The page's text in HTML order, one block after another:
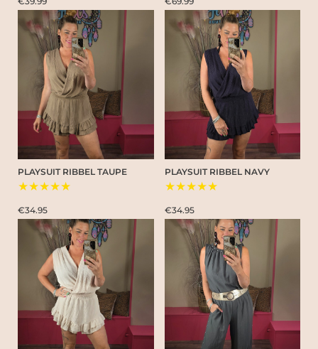
PLAYSUIT RIBBEL TAUPE
★★★★★
€34.95
PLAYSUIT RIBBEL NAVY
★★★★★
€34.95